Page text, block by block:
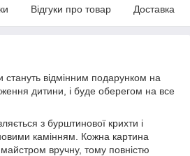
Відгуки про товар Доставка
стануть відмінним подарунком на
дитини, і буде оберегом на все
з бурштинової крихти і
камінням. Кожна картина
майстром вручну, тому повністю